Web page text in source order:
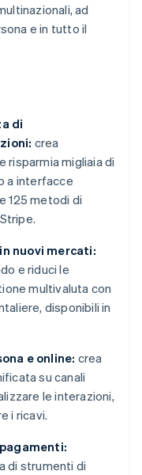
ad
e in tutto il
di
crea
risparmia migliaia di
a interfacce
125 metodi di
nuovi mercati:
e riduci le
multivaluta con
disponibili in
e online: crea
su canali
le interazioni,
i ricavi.
di strumenti di